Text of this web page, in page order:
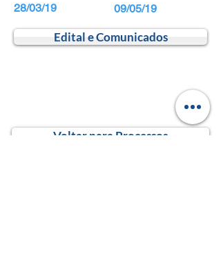
28/03/19
09/05/19
Edital e Comunicados
Voltar para Processos